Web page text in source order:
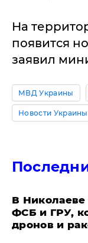
На
появится
заявил
МВД Украины
Новости Украины
В Николаеве
ФСБ и ГРУ,
дронов и